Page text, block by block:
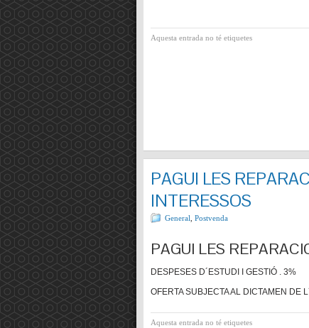
Aquesta entrada no té etiquetes
PAGUI LES
INTERESSOS
General Postvenda
PAGUI LES
DESPESES D´ESTUDI I GESTIÓ . 3%
OFERTA SUBJECTA AL DICTAMEN DE
Aquesta entrada no té etiquetes